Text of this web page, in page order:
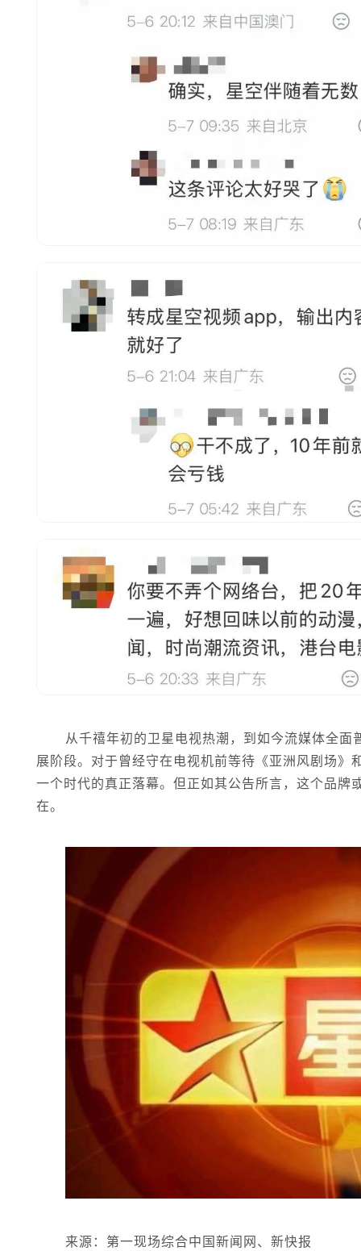
从千禧年初的卫星电视热潮，到如今流媒体全
展阶段。对于曾经守在电视机前等待《亚洲风剧场
一个时代的真正落幕。但正如其公告所言，这个品
在。
来源：第一现场综合中国新闻网、新快报